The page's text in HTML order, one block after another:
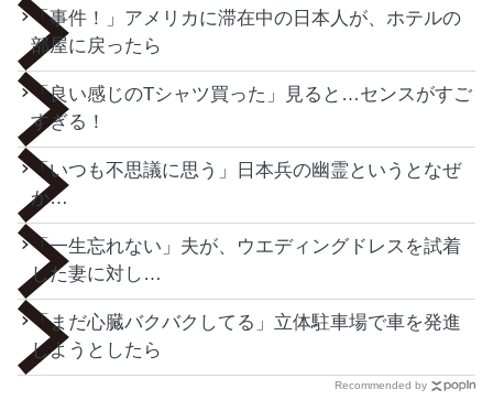
「事件！」アメリカに滞在中の日本人が、ホテルの
部屋に戻ったら
「良い感じのTシャツ買った」見ると…センスがすご
すぎる！
「いつも不思議に思う」日本兵の幽霊というとなぜ
か…
「一生忘れない」夫が、ウエディングドレスを試着
した妻に対し…
「まだ心臓バクバクしてる」立体駐車場で車を発進
しようとしたら
Recommended by